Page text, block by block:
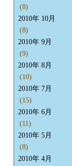
(8)
2010年 10月
(8)
2010年 9月
(9)
2010年 8月
(10)
2010年 7月
(15)
2010年 6月
(11)
2010年 5月
(8)
2010年 4月